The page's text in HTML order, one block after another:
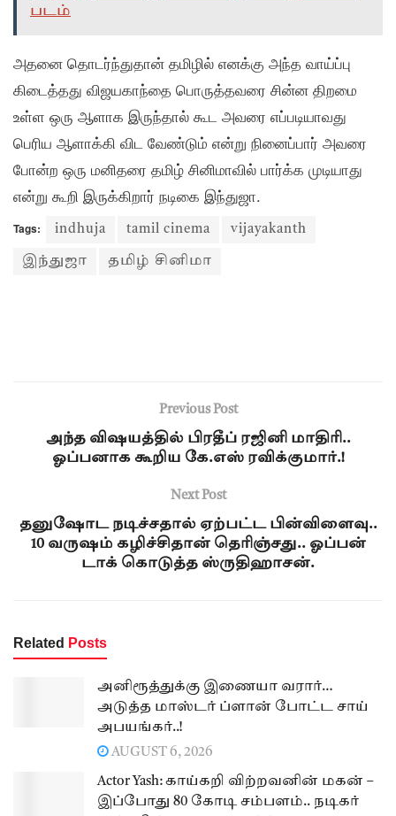
படம்
அதனை தொடர்ந்துதான் தமிழில் எனக்கு அந்த வாய்ப்பு
கிடைத்தது விஜயகாந்தை பொருத்தவரை சின்ன திறமை
உள்ள ஒரு ஆளாக இருந்தால் கூட அவரை எப்படியாவது
பெரிய ஆளாக்கி விட வேண்டும் என்று நினைப்பார் அவரை
போன்ற ஒரு மனிதரை தமிழ் சினிமாவில் பார்க்க முடியாது
என்று கூறி இருக்கிறார் நடிகை இந்துஜா.
Tags: indhuja tamil cinema vijayakanth
இந்துஜா தமிழ் சினிமா
Previous Post
அந்த விஷயத்தில் பிரதீப் ரஜினி மாதிரி..
ஓப்பனாக கூறிய கே.எஸ் ரவிக்குமார்.!
Next Post
தனுஷோட நடிச்சதால் ஏற்பட்ட பின்விளைவு..
10 வருஷம் கழிச்சிதான் தெரிஞ்சது.. ஓப்பன்
டாக் கொடுத்த ஸ்ருதிஹாசன்.
Related Posts
அனிரூத்துக்கு இணையா வரார்…
அடுத்த மாஸ்டர் ப்ளான் போட்ட சாய்
அபயங்கர்..!
AUGUST 6, 2026
Actor Yash: காய்கறி விற்றவனின் மகன் –
இப்போது 80 கோடி சம்பளம்.. நடிகர்